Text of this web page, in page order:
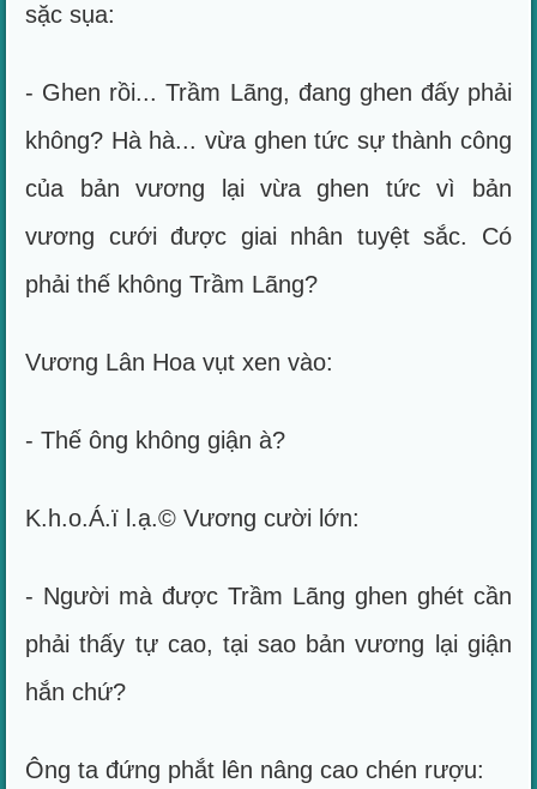
sặc sụa:
- Ghen rồi... Trầm Lãng, đang ghen đấy phải
không? Hà hà... vừa ghen tức sự thành công
của bản vương lại vừa ghen tức vì bản
vương cưới được giai nhân tuyệt sắc. Có
phải thế không Trầm Lãng?
Vương Lân Hoa vụt xen vào:
- Thế ông không giận à?
K.h.o.Á.ï l.ạ.© Vương cười lớn:
- Người mà được Trầm Lãng ghen ghét cần
phải thấy tự cao, tại sao bản vương lại giận
hắn chứ?
Ông ta đứng phắt lên nâng cao chén rượu: